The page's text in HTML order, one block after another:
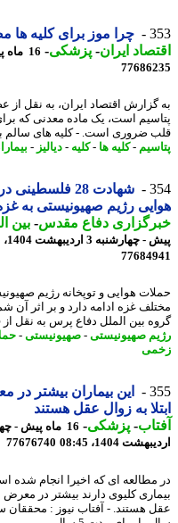
چرا موز برای کلیه ها
ایران- پزشکی-16 ماه پیش - چهارشنبه 3 اردیبهشت 1404، 16:23
اقتصاد ایران، به نقل از
است، یک ماده معدنی که برای
ضروری است. - کلیه های سالم به
-کلیه ها- کلیه-دیالیز-بیماران
شهادت 28 فلسطینی در
رژیم صهیونیستی به غزه
دفاع مقدس-بین
3 اردیبهشت 1404، 15:15
هوایی و توپخانه رژیم
غزه ادامه دارد و بر اثر آن
بین الملل دفاع پرس به نقل از
صهیونیستی-صهیونیستی-حملات
این بیماران بیشتر در
به زوال عقل هستند
-پزشکی-
1404، 08:45
77676740
ای که اخیرا انجام شده است
کلیوی دارند بیشتر در معرض ابتلا